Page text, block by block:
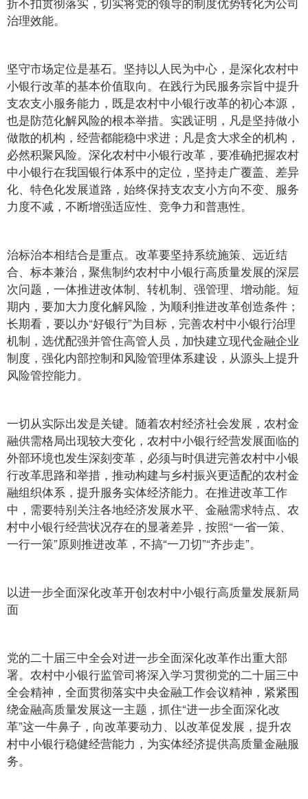
治理效能。
坚守市场定位是基石。坚持以人民为中心，是深化农村中
小银行改革的基本价值取向。在践行为民服务宗旨中提升
支农支小服务能力，既是农村中小银行改革的初心本源，
也是防范化解风险的根本举措。实践证明，凡是坚持做小
做散的机构，经营都能稳中求进；凡是贪大求全的机构，
必然积聚风险。深化农村中小银行改革，要准确把握农村
中小银行在我国银行体系中的定位，坚持走广覆盖、差异
化、特色化发展道路，始终保持支农支小方向不变、服务
力度不减，不断增强适应性、竞争力和普惠性。
治标治本相结合是重点。改革要坚持系统施策、远近结
合、标本兼治，聚焦制约农村中小银行高质量发展的深层
次问题，一体推进改体制、转机制、强管理、增动能。短
期内，要加大力度化解风险，为顺利推进改革创造条件；
长期看，要以办“好银行”为目标，完善农村中小银行治理
机制，选优配强并管住高管人员，加快建立现代金融企业
制度，强化内部控制和风险管理体系建设，从源头上提升
风险管控能力。
一切从实际出发是关键。随着农村经济社会发展，农村金
融供需格局出现较大变化，农村中小银行经营发展面临的
外部环境也发生深刻变革，必须与时俱进完善农村中小银
行改革思路和举措，推动构建与乡村振兴更适配的农村金
融组织体系，提升服务实体经济能力。在推进改革工作
中，需要特别关注各地经济发展水平、金融需求特点、农
村中小银行经营状况存在的显著差异，按照“一省一策、
一行一策”原则推进改革，不搞“一刀切”“齐步走”。
以进一步全面深化改革开创农村中小银行高质量发展新局
面
党的二十届三中全会对进一步全面深化改革作出重大部
署。农村中小银行监管司将深入学习贯彻党的二十届三中
全会精神，全面贯彻落实中央金融工作会议精神，紧紧围
绕金融高质量发展这一主题，抓住“进一步全面深化改
革”这一牛鼻子，向改革要动力、以改革促发展，提升农
村中小银行稳健经营能力，为实体经济提供高质量金融服
务。